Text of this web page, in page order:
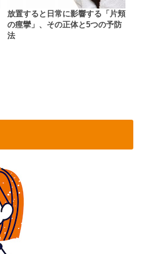
放置すると日常に影響する「片頬
の痙攣」、その正体と5つの予防
法